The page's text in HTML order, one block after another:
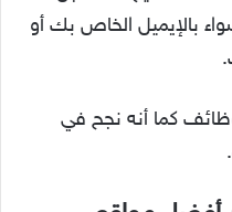
بالإيميل الخاص بك أو
كما أنه نجح في